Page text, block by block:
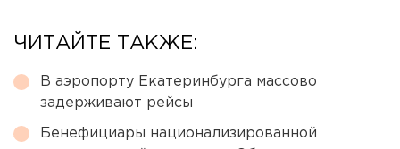
ЧИТАЙТЕ ТАКЖЕ:
В аэропорту Екатеринбурга массово
задерживают рейсы
Бенефициары национализированной